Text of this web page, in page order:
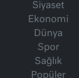
Siyaset
Ekonomi
Dünya
Spor
Sağlık
Popüler